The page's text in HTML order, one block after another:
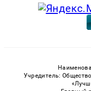
Учредитель: